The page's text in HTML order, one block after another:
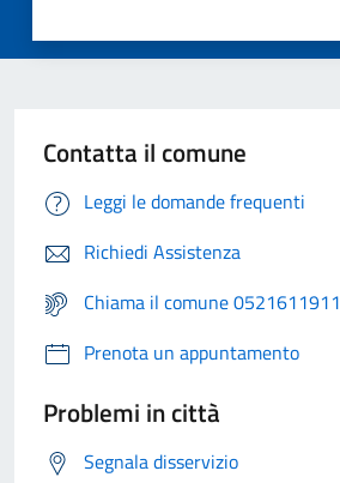
Contatta il comune
Leggi le domande frequenti
Richiedi Assistenza
Chiama il comune 0521611911
Prenota un appuntamento
Problemi in città
Segnala disservizio